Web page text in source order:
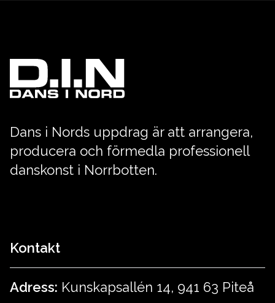
Dans i Nords uppdrag är att arrangera,
producera och förmedla professionell
danskonst i Norrbotten.
Kontakt
Adress: Kunskapsallén 14, 941 63 Piteå